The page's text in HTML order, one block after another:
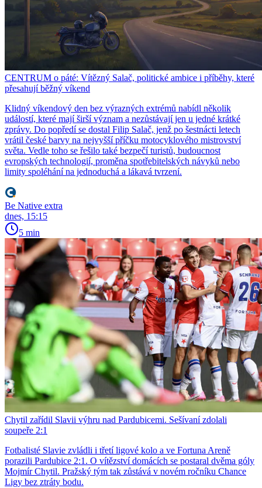
CENTRUM o páté: Vítězný Salač, politické ambice i příběhy, které
přesahují běžný víkend
Klidný víkendový den bez výrazných extrémů nabídl několik
událostí, které mají širší význam a nezůstávají jen u jedné krátké
zprávy. Do popředí se dostal Filip Salač, jenž po šestnácti letech
vrátil české barvy na nejvyšší příčku motocyklového mistrovství
světa. Vedle toho se řešilo také bezpečí turistů, budoucnost
evropských technologií, proměna spotřebitelských návyků nebo
limity spoléhání na jednoduchá a lákavá tvrzení.
Be Native extra
dnes, 15:15
5 min
Chytil zařídil Slavii výhru nad Pardubicemi. Sešívaní zdolali
soupeře 2:1
Fotbalisté Slavie zvládli i třetí ligové kolo a ve Fortuna Areně
porazili Pardubice 2:1. O vítězství domácích se postaral dvěma góly
Mojmír Chytil. Pražský tým tak zůstává v novém ročníku Chance
Ligy bez ztráty bodu.